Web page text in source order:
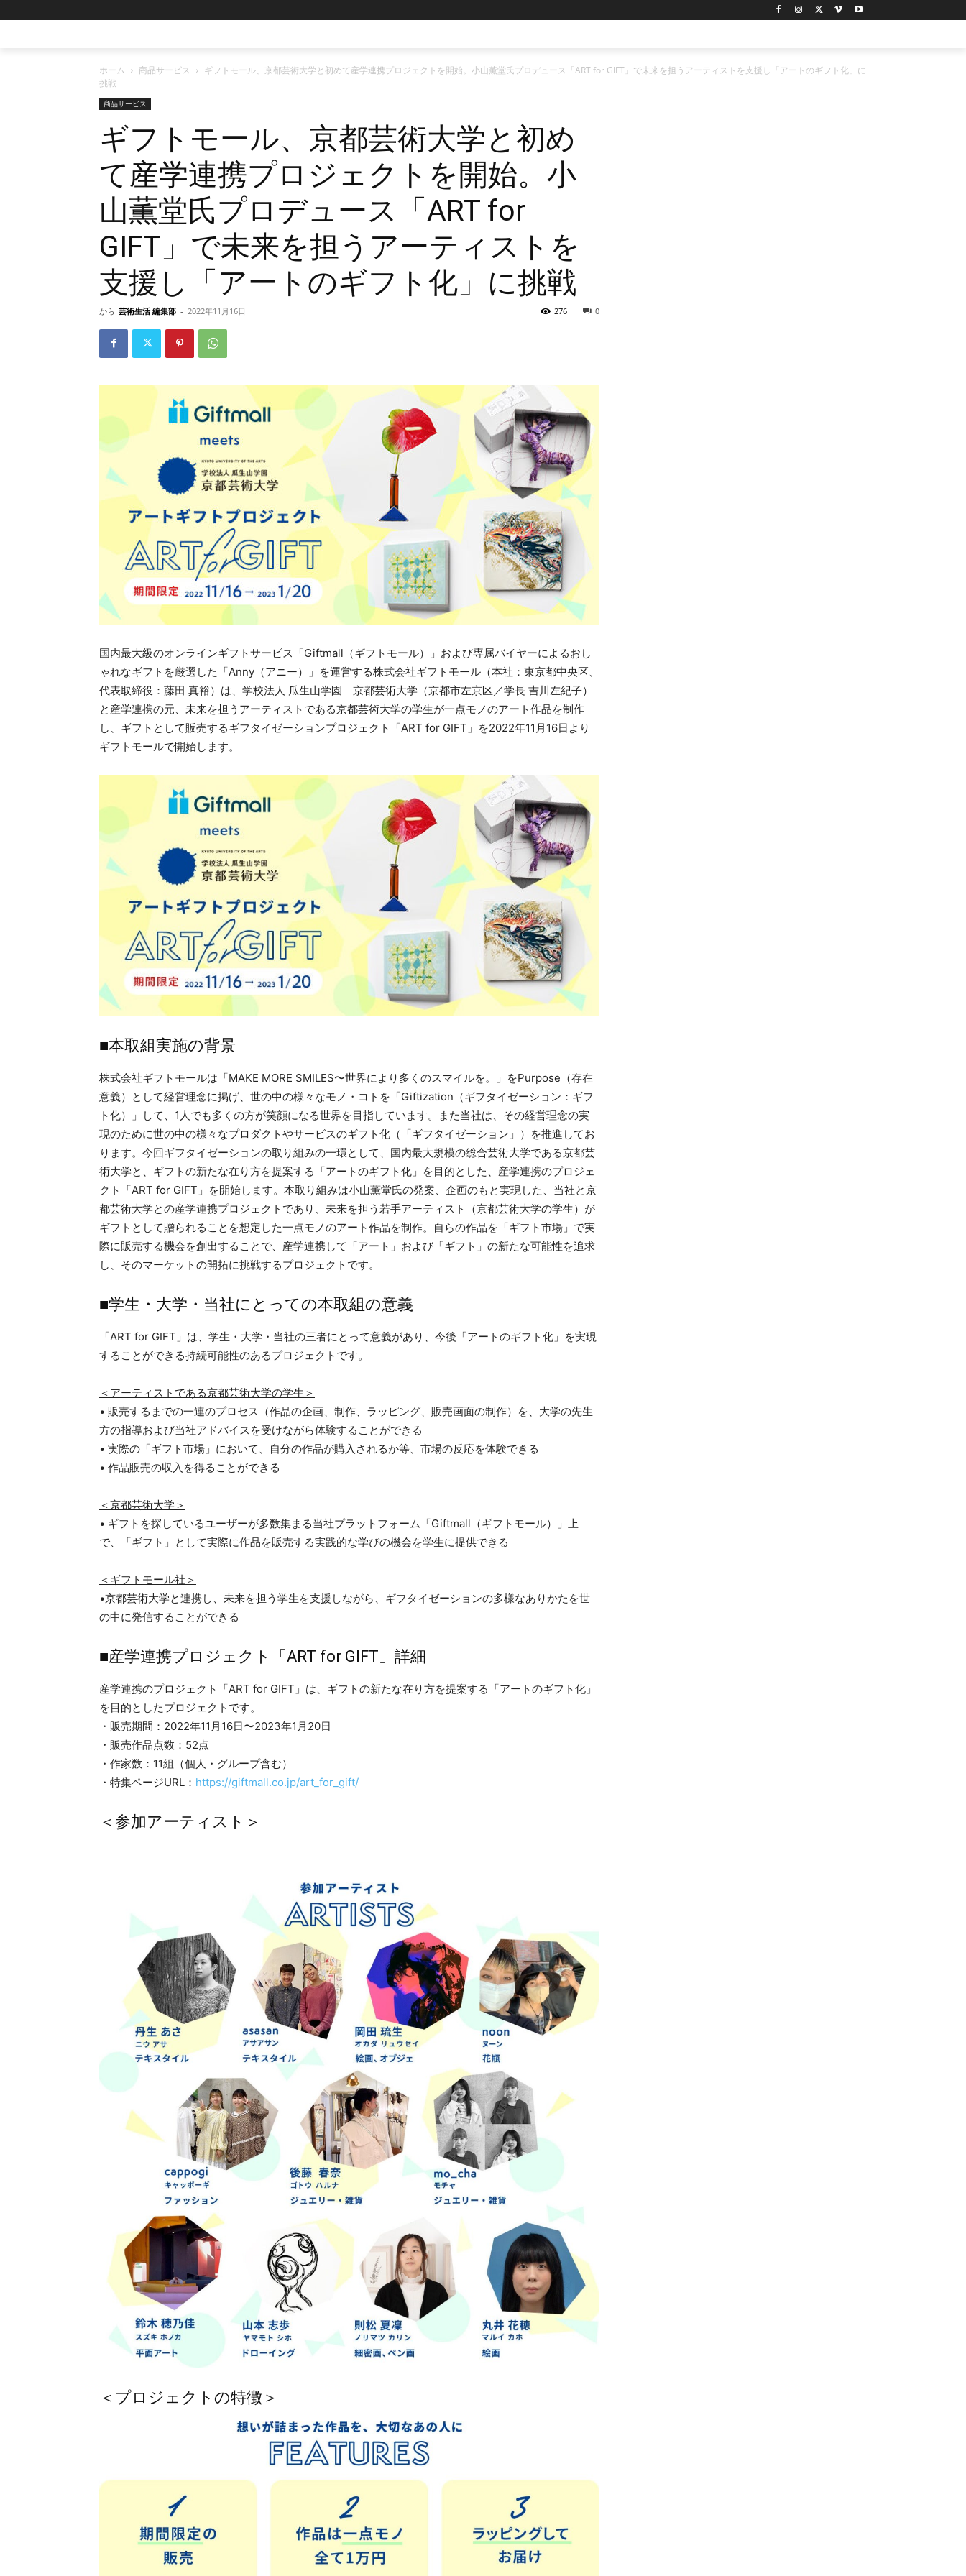
ホーム 商品サービス
ギフトモール、京都芸術大学と初めて産学連携プロジェクトを開始。小山薫堂氏プロデュース「ART for GIFT」で未来を担うアーティストを支援し「アートのギフト化」に
挑戦
商品サービス
ギフトモール、京都芸術大学と初め
て産学連携プロジェクトを開始。小
山薫堂氏プロデュース「ART for
GIFT」で未来を担うアーティストを
支援し「アートのギフト化」に挑戦
から 芸術生活 編集部 - 2022年11月16日 0
276
国内最大級のオンラインギフトサービス「Giftmall（ギフトモール）」および専属バイヤーによるおし
ゃれなギフトを厳選した「Anny（アニー）」を運営する株式会社ギフトモール（本社：東京都中央区、
代表取締役：藤田 真裕）は、学校法人 瓜生山学園 京都芸術大学（京都市左京区／学長 吉川左紀子）
と産学連携の元、未来を担うアーティストである京都芸術大学の学生が一点モノのアート作品を制作
し、ギフトとして販売するギフタイゼーションプロジェクト「ART for GIFT」を2022年11月16日より
ギフトモールで開始します。
■本取組実施の背景
株式会社ギフトモールは「MAKE MORE SMILES〜世界により多くのスマイルを。」をPurpose（存在
意義）として経営理念に掲げ、世の中の様々なモノ・コトを「Giftization（ギフタイゼーション：ギフ
ト化）」して、1人でも多くの方が笑顔になる世界を目指しています。また当社は、その経営理念の実
現のために世の中の様々なプロダクトやサービスのギフト化（「ギフタイゼーション」）を推進してお
ります。今回ギフタイゼーションの取り組みの一環として、国内最大規模の総合芸術大学である京都芸
術大学と、ギフトの新たな在り方を提案する「アートのギフト化」を目的とした、産学連携のプロジェ
クト「ART for GIFT」を開始します。本取り組みは小山薫堂氏の発案、企画のもと実現した、当社と京
都芸術大学との産学連携プロジェクトであり、未来を担う若手アーティスト（京都芸術大学の学生）が
ギフトとして贈られることを想定した一点モノのアート作品を制作。自らの作品を「ギフト市場」で実
際に販売する機会を創出することで、産学連携して「アート」および「ギフト」の新たな可能性を追求
し、そのマーケットの開拓に挑戦するプロジェクトです。
■学生・大学・当社にとっての本取組の意義
「ART for GIFT」は、学生・大学・当社の三者にとって意義があり、今後「アートのギフト化」を実現
することができる持続可能性のあるプロジェクトです。
＜アーティストである京都芸術大学の学生＞
• 販売するまでの一連のプロセス（作品の企画、制作、ラッピング、販売画面の制作）を、大学の先生
方の指導および当社アドバイスを受けながら体験することができる
• 実際の「ギフト市場」において、自分の作品が購入されるか等、市場の反応を体験できる
• 作品販売の収入を得ることができる
＜京都芸術大学＞
• ギフトを探しているユーザーが多数集まる当社プラットフォーム「Giftmall（ギフトモール）」上
で、「ギフト」として実際に作品を販売する実践的な学びの機会を学生に提供できる
＜ギフトモール社＞
•京都芸術大学と連携し、未来を担う学生を支援しながら、ギフタイゼーションの多様なありかたを世
の中に発信することができる
■産学連携プロジェクト「ART for GIFT」詳細
産学連携のプロジェクト「ART for GIFT」は、ギフトの新たな在り方を提案する「アートのギフト化」
を目的としたプロジェクトです。
・販売期間：2022年11月16日〜2023年1月20日
・販売作品点数：52点
・作家数：11組（個人・グループ含む）
・特集ページURL： https://giftmall.co.jp/art_for_gift/
＜参加アーティスト＞
＜プロジェクトの特徴＞